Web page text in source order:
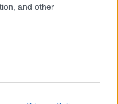
and other